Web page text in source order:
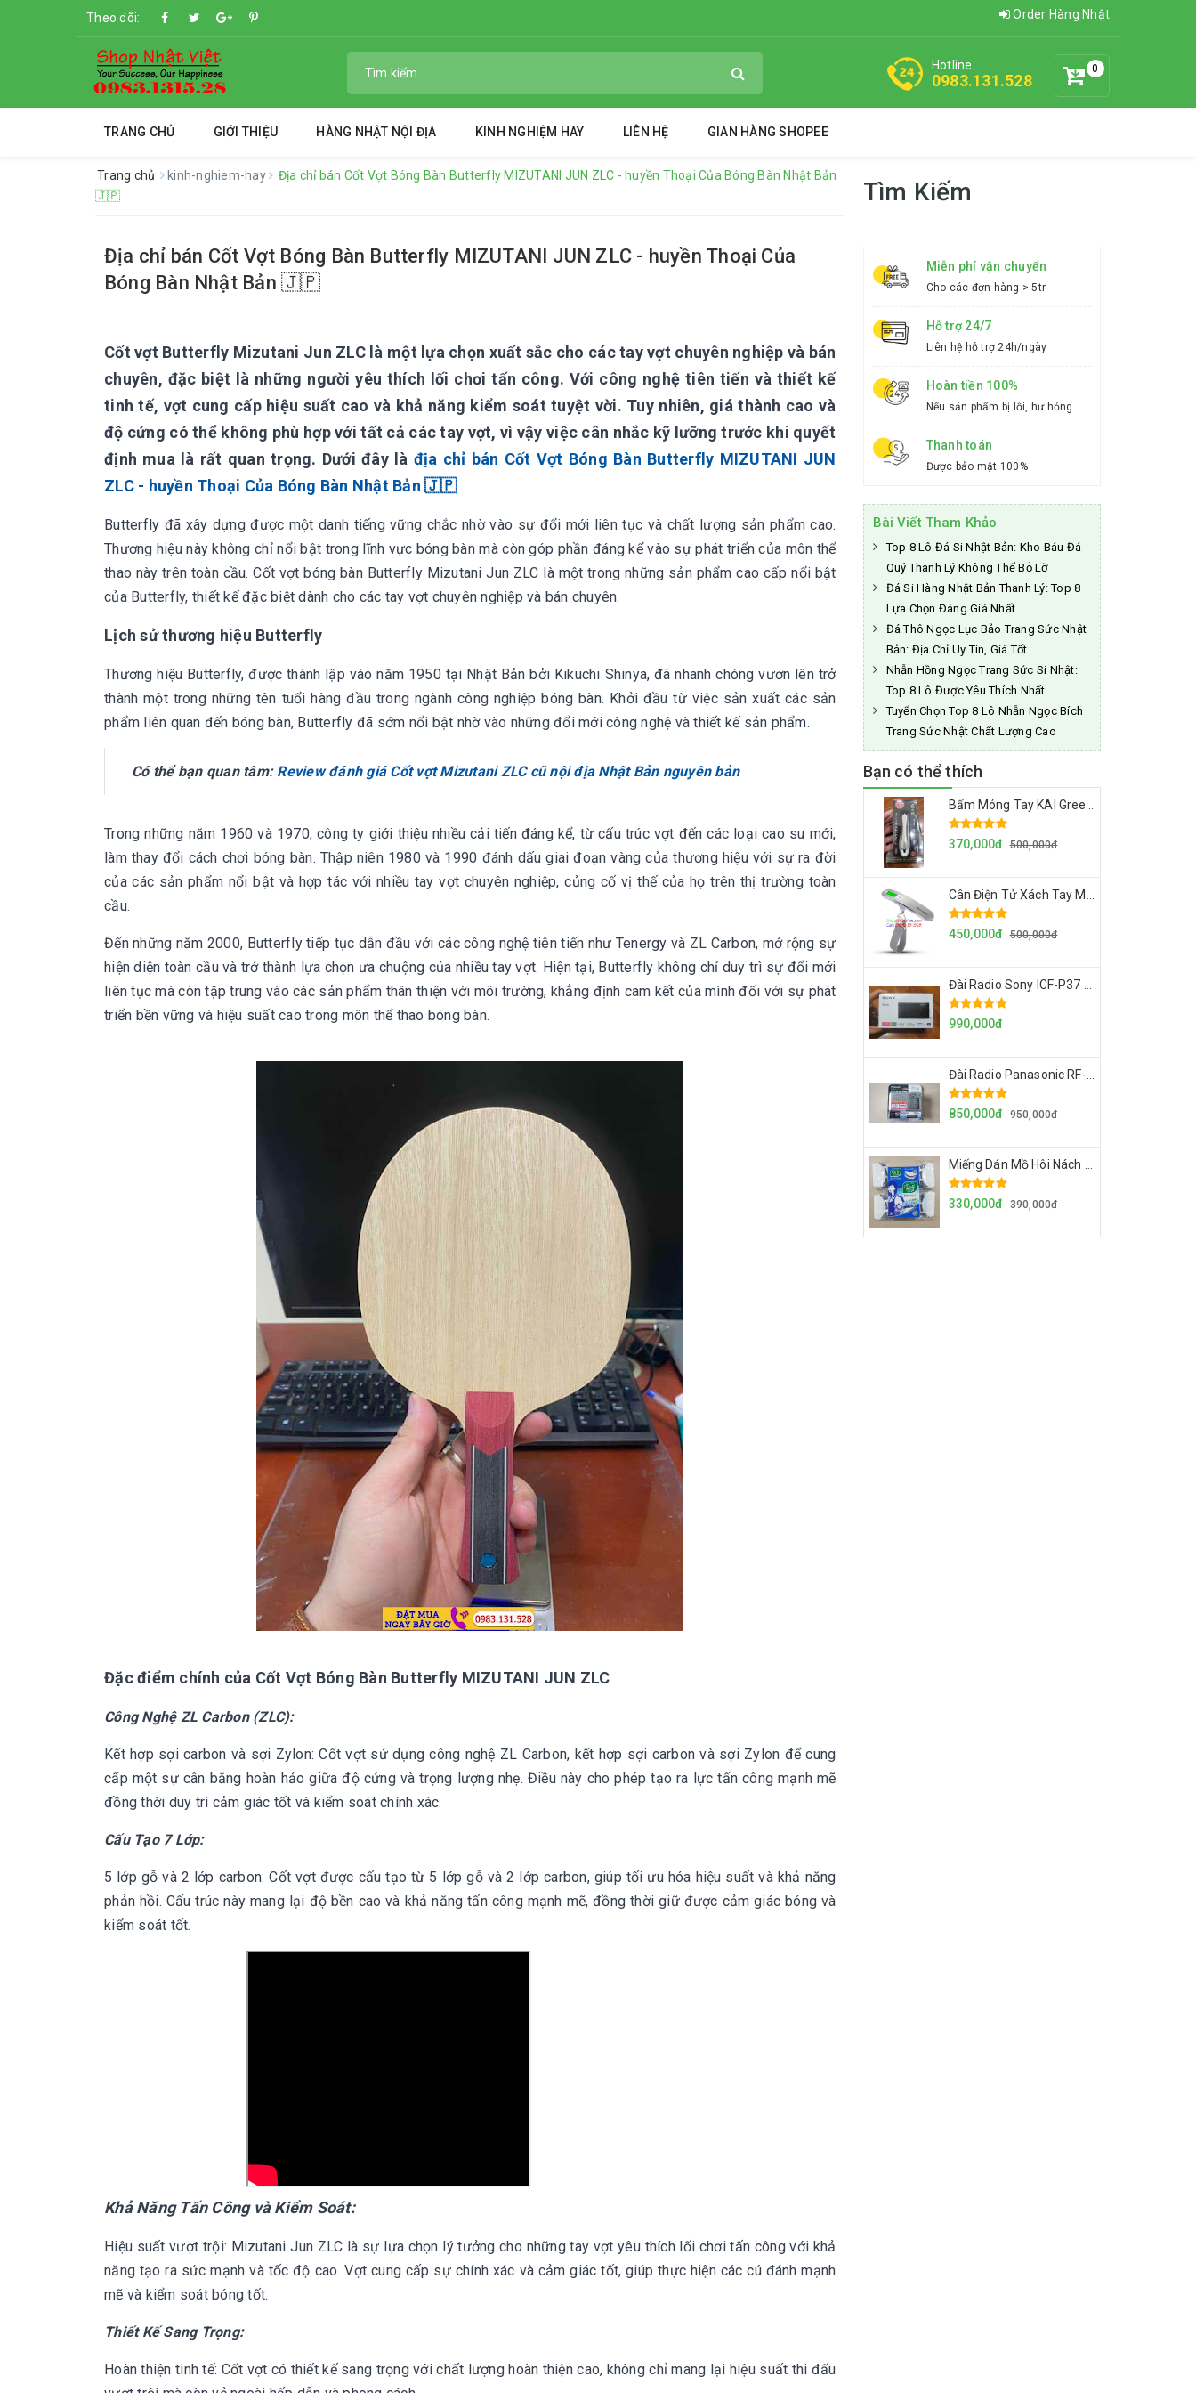
Theo dõi: Order Hàng Nhật
0
Hotline
0983.131.528
TRANG CHỦ GIỚI THIỆU HÀNG NHẬT NỘI ĐỊA KINH NGHIỆM HAY LIÊN HỆ GIAN HÀNG SHOPEE
Trang chủ kinh-nghiem-hay
Địa chỉ bán Cốt Vợt Bóng Bàn Butterfly MIZUTANI JUN ZLC - huyền Thoại Của Bóng Bàn Nhật Bản
🇯🇵
Địa chỉ bán Cốt Vợt Bóng Bàn Butterfly MIZUTANI JUN ZLC - huyền Thoại Của
Bóng Bàn Nhật Bản 🇯🇵
Cốt vợt Butterfly Mizutani Jun ZLC là một lựa chọn xuất sắc cho các tay vợt chuyên nghiệp và bán
chuyên, đặc biệt là những người yêu thích lối chơi tấn công. Với công nghệ tiên tiến và thiết kế
tinh tế, vợt cung cấp hiệu suất cao và khả năng kiểm soát tuyệt vời. Tuy nhiên, giá thành cao và
độ cứng có thể không phù hợp với tất cả các tay vợt, vì vậy việc cân nhắc kỹ lưỡng trước khi quyết
định mua là rất quan trọng. Dưới đây là địa chỉ bán Cốt Vợt Bóng Bàn Butterfly MIZUTANI JUN
ZLC - huyền Thoại Của Bóng Bàn Nhật Bản 🇯🇵
Butterfly đã xây dựng được một danh tiếng vững chắc nhờ vào sự đổi mới liên tục và chất lượng sản phẩm cao.
Thương hiệu này không chỉ nổi bật trong lĩnh vực bóng bàn mà còn góp phần đáng kể vào sự phát triển của môn thể
thao này trên toàn cầu. Cốt vợt bóng bàn Butterfly Mizutani Jun ZLC là một trong những sản phẩm cao cấp nổi bật
của Butterfly, thiết kế đặc biệt dành cho các tay vợt chuyên nghiệp và bán chuyên.
Lịch sử thương hiệu Butterfly
Thương hiệu Butterfly, được thành lập vào năm 1950 tại Nhật Bản bởi Kikuchi Shinya, đã nhanh chóng vươn lên trở
thành một trong những tên tuổi hàng đầu trong ngành công nghiệp bóng bàn. Khởi đầu từ việc sản xuất các sản
phẩm liên quan đến bóng bàn, Butterfly đã sớm nổi bật nhờ vào những đổi mới công nghệ và thiết kế sản phẩm.
Có thể bạn quan tâm: Review đánh giá Cốt vợt Mizutani ZLC cũ nội địa Nhật Bản nguyên bản
Trong những năm 1960 và 1970, công ty giới thiệu nhiều cải tiến đáng kể, từ cấu trúc vợt đến các loại cao su mới,
làm thay đổi cách chơi bóng bàn. Thập niên 1980 và 1990 đánh dấu giai đoạn vàng của thương hiệu với sự ra đời
của các sản phẩm nổi bật và hợp tác với nhiều tay vợt chuyên nghiệp, củng cố vị thế của họ trên thị trường toàn
cầu.
Đến những năm 2000, Butterfly tiếp tục dẫn đầu với các công nghệ tiên tiến như Tenergy và ZL Carbon, mở rộng sự
hiện diện toàn cầu và trở thành lựa chọn ưa chuộng của nhiều tay vợt. Hiện tại, Butterfly không chỉ duy trì sự đổi mới
liên tục mà còn tập trung vào các sản phẩm thân thiện với môi trường, khẳng định cam kết của mình đối với sự phát
triển bền vững và hiệu suất cao trong môn thể thao bóng bàn.
Đặc điểm chính của Cốt Vợt Bóng Bàn Butterfly MIZUTANI JUN ZLC
Công Nghệ ZL Carbon (ZLC):
Kết hợp sợi carbon và sợi Zylon: Cốt vợt sử dụng công nghệ ZL Carbon, kết hợp sợi carbon và sợi Zylon để cung
cấp một sự cân bằng hoàn hảo giữa độ cứng và trọng lượng nhẹ. Điều này cho phép tạo ra lực tấn công mạnh mẽ
đồng thời duy trì cảm giác tốt và kiểm soát chính xác.
Cấu Tạo 7 Lớp:
5 lớp gỗ và 2 lớp carbon: Cốt vợt được cấu tạo từ 5 lớp gỗ và 2 lớp carbon, giúp tối ưu hóa hiệu suất và khả năng
phản hồi. Cấu trúc này mang lại độ bền cao và khả năng tấn công mạnh mẽ, đồng thời giữ được cảm giác bóng và
kiểm soát tốt.
Khả Năng Tấn Công và Kiểm Soát:
Hiệu suất vượt trội: Mizutani Jun ZLC là sự lựa chọn lý tưởng cho những tay vợt yêu thích lối chơi tấn công với khả
năng tạo ra sức mạnh và tốc độ cao. Vợt cung cấp sự chính xác và cảm giác tốt, giúp thực hiện các cú đánh mạnh
mẽ và kiểm soát bóng tốt.
Thiết Kế Sang Trọng:
Hoàn thiện tinh tế: Cốt vợt có thiết kế sang trọng với chất lượng hoàn thiện cao, không chỉ mang lại hiệu suất thi đấu
Tìm Kiếm
Miễn phí vận chuyển
Cho các đơn hàng > 5tr
Hỗ trợ 24/7
Liên hệ hỗ trợ 24h/ngày
Hoàn tiền 100%
Nếu sản phẩm bị lỗi, hư hỏng
Thanh toán
Được bảo mật 100%
Bài Viết Tham Khảo
Top 8 Lô Đá Si Nhật Bản: Kho Báu Đá
Quý Thanh Lý Không Thể Bỏ Lỡ
Đá Si Hàng Nhật Bản Thanh Lý: Top 8
Lựa Chọn Đáng Giá Nhất
Đá Thô Ngọc Lục Bảo Trang Sức Nhật
Bản: Địa Chỉ Uy Tín, Giá Tốt
Nhẫn Hồng Ngọc Trang Sức Si Nhật:
Top 8 Lô Được Yêu Thích Nhất
Tuyển Chọn Top 8 Lô Nhẫn Ngọc Bích
Trang Sức Nhật Chất Lượng Cao
Bạn có thể thích
370,000đ 500,000đ
450,000đ 500,000đ
990,000đ
850,000đ 950,000đ
330,000đ 390,000đ